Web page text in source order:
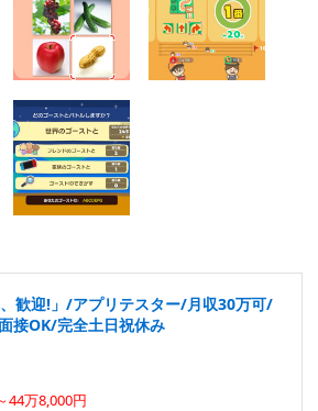
、歓迎!」/アプリテスター/月収30万可/
接OK/完全土日祝休み
44万8,000円